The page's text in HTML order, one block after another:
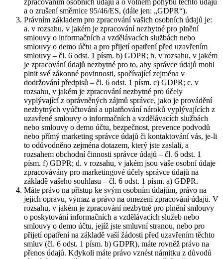
zpracováním osobních údajů a o volném pohybu těchto údajů
a o zrušení směrnice 95/46/ES, (dále jen: „GDPR“).
Právním základem pro zpracování vašich osobních údajů je:
a. v rozsahu, v jakém je zpracování nezbytné pro plnění
smlouvy o informačních a vzdělávacích službách nebo
smlouvy o demo účtu a pro přijetí opatření před uzavřením
smlouvy – čl. 6 odst. 1 písm. b) GDPR; b. v rozsahu, v jakém
je zpracování údajů nezbytné pro to, aby správce údajů mohl
plnit své zákonné povinnosti, spočívající zejména v
dodržování předpisů – čl. 6 odst. 1 písm. c) GDPR; c. v
rozsahu, v jakém je zpracování nezbytné pro účely
vyplývající z oprávněných zájmů správce, jako je provádění
nezbytných vyúčtování a uplatňování nároků vyplývajících z
uzavřené smlouvy o informačních a vzdělávacích službách
nebo smlouvy o demo účtu, bezpečnost, prevence podvodů
nebo přímý marketing správce údajů či kontaktování vás, je-li
to odůvodněno zejména dotazem, který jste zaslali, a
rozsahem obchodní činnosti správce údajů – čl. 6 odst. 1
písm. f) GDPR; d. v rozsahu, v jakém jsou vaše osobní údaje
zpracovávány pro marketingové účely správce údajů na
základě vašeho souhlasu – čl. 6 odst. 1 písm. a) GDPR.
Máte právo na přístup ke svým osobním údajům, právo na
jejich opravu, výmaz a právo na omezení zpracování údajů. V
rozsahu, v jakém je zpracování nezbytné pro plnění smlouvy
o poskytování informačních a vzdělávacích služeb nebo
smlouvy o demo účtu, jejíž jste smluvní stranou, nebo pro
přijetí opatření na základě vaší žádosti před uzavřením těchto
smluv (čl. 6 odst. 1 písm. b) GDPR), máte rovněž právo na
přenos údajů. Kdykoli máte právo vznést námitku z důvodů